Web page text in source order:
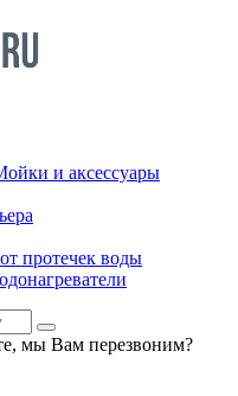
и аксессуары
протечек воды
мы Вам перезвоним?